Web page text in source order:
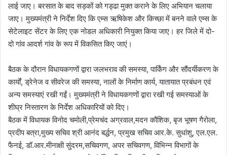
लाई जाए। बरसात के बाद सड़कों को गड्ढा मुक्त कराने के लिए अभियान चलाया
जाए। मुख्यमंत्री ने निर्देश दिए कि एम्स ऋषिकेश और किच्छा में बनने वाले एम्स के
सेटेलाइट सेंटर के लिए एक नोडल अधिकारी नियुक्त किया जाए। हर जिले में दो-
दो गांव आदर्श गांव के रूप में विकसित किए जाएं।
बैठक के दौरान विधायकगणों द्वारा जलभराव की समस्या, पार्किंग और सौंदर्यीकरण के
कार्यों, ड्रेनेज व सीवरेज की समस्या, नालों के निर्माण कार्य, यातायात प्रबंधन एवं
अन्य समस्याएं रखी गईं। मुख्यमंत्री ने विधायकगणों द्वारा रखी गई समस्याओं के
शीघ्र निस्तारण के निर्देश अधिकारियों को दिए।
बैठक में विधायक विनोद चमोली,प्रेमचंद अग्रवाल,मदन कौशिक, बृज भूषण गैरोला,
प्रदीप बत्रा,मुख्य सचिव श्री आनंद बर्द्धन, प्रमुख सचिव आर.के. सुधांशु, एल.एल.
फैनई, डॉ.आर.मीनाक्षी सुंदरम,सचिवगण, अपर सचिवगण, विभिन्न विभागों के